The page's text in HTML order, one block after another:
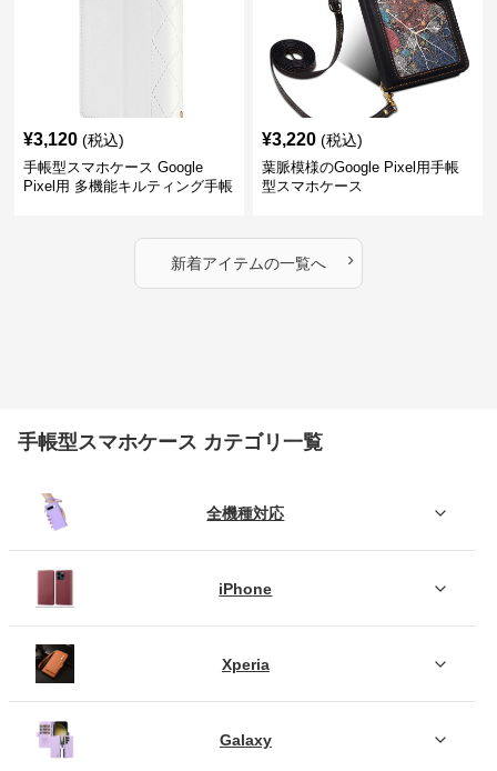
¥3,120 (税込)
手帳型スマホケース Google
Pixel用 多機能キルティング手帳
¥3,220 (税込)
葉脈模様のGoogle Pixel用手帳
型スマホケース
新着アイテムの一覧へ ›
手帳型スマホケース カテゴリ一覧
全機種対応
iPhone
Xperia
Galaxy